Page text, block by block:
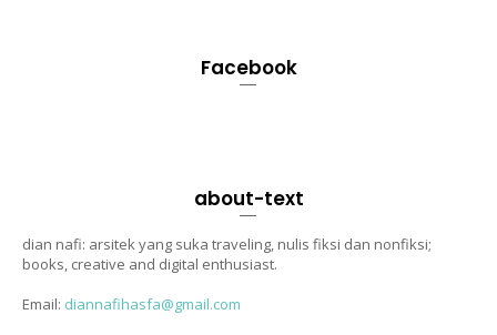
Facebook
about-text
dian nafi: arsitek yang suka traveling, nulis fiksi dan nonfiksi;
books, creative and digital enthusiast.
Email: diannafihasfa@gmail.com